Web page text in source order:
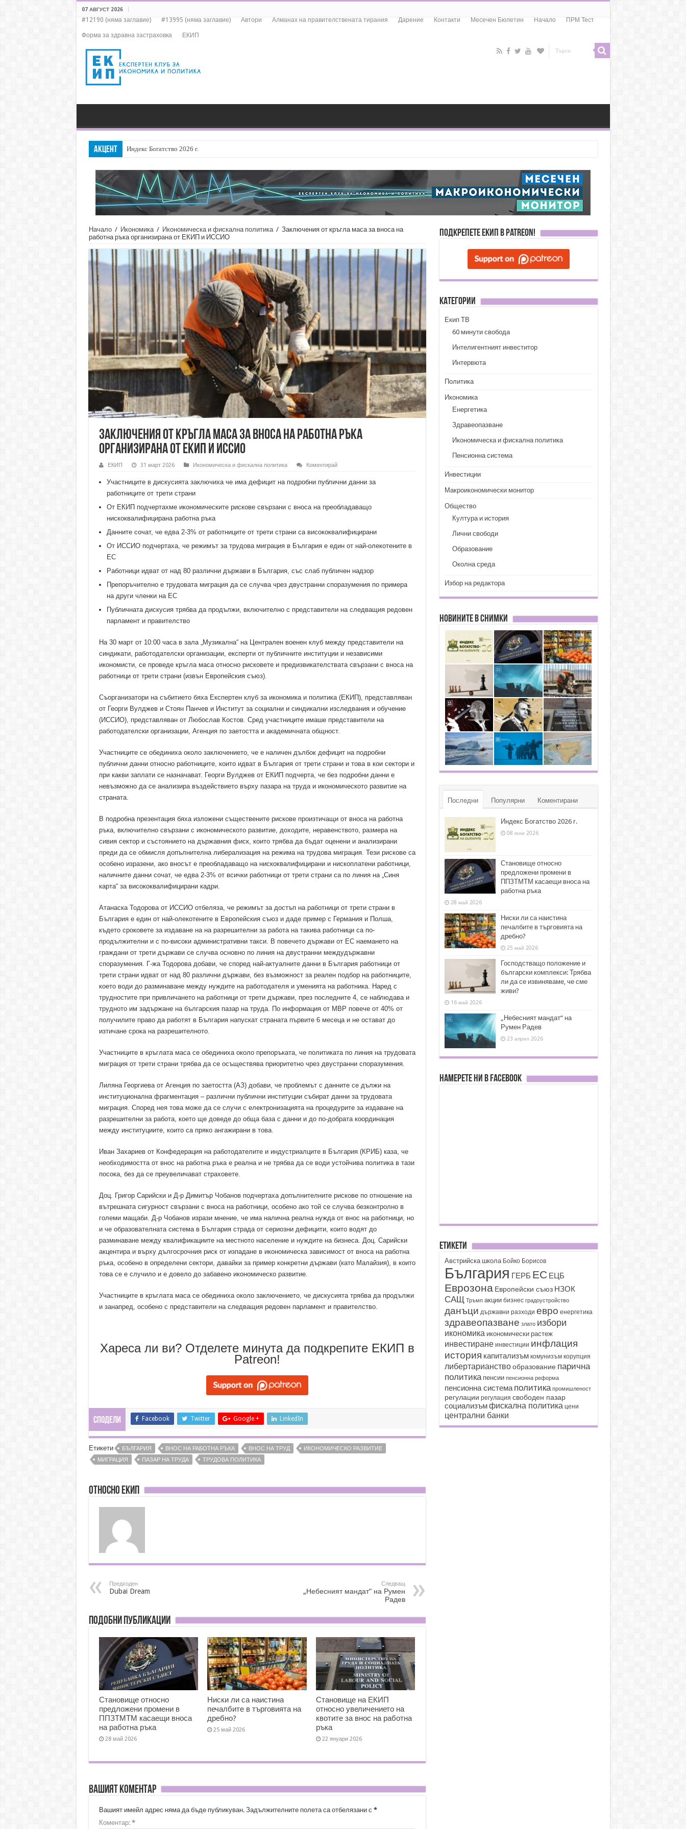
07 АВГУСТ 2026
#12190 (няма заглавие) #13995 (няма заглавие) Автори Алманах на правителствената тирания Дарение Контакти Месечен Бюлетин Начало ПРМ Тест
Форма за здравна застраховка ЕКИП
АКЦЕНТ Индекс Богатство 2026 г.
Начало / Икономика / Икономическа и фискална политика / Заключения от кръгла маса за вноса на
работна ръка организирана от ЕКИП и ИССИО
Заключения от кръгла маса за вноса на работна ръка
организирана от ЕКИП и ИССИО
ЕКИП 31 март 2026 Икономическа и фискална политика Коментирай
Участниците в дискусията заключиха че има дефицит на подробни публични данни за
работниците от трети страни
От ЕКИП подчертахме икономическите рискове свързани с вноса на преобладаващо
нискоквалифицирана работна ръка
Данните сочат, че едва 2-3% от работниците от трети страни са висококвалифицирани
От ИССИО подчертаха, че режимът за трудова миграция в България е един от най-олекотените в
ЕС
Работници идват от над 80 различни държави в България, със слаб публичен надзор
Препоръчително е трудовата миграция да се случва чрез двустранни споразумения по примера
на други членки на ЕС
Публичната дискусия трябва да продължи, включително с представители на следващия редовен
парламент и правителство
На 30 март от 10:00 часа в зала „Музикална“ на Централен военен клуб между представители на
синдикати, работодателски организации, експерти от публичните институции и независими
икономисти, се проведе кръгла маса относно рисковете и предизвикателствата свързани с вноса на
работници от трети страни (извън Европейския съюз).
Съорганизатори на събитието бяха Експертен клуб за икономика и политика (ЕКИП), представляван
от Георги Вулджев и Стоян Панчев и Институт за социални и синдикални изследвания и обучение
(ИССИО), представляван от Любослав Костов. Сред участниците имаше представители на
работодателски организации, Агенция по заетостта и академичната общност.
Участниците се обединиха около заключението, че е наличен дълбок дефицит на подробни
публични данни относно работниците, които идват в България от трети страни и това в кои сектори и
при какви заплати се назначават. Георги Вулджев от ЕКИП подчерта, че без подробни данни е
невъзможно да се анализира въздействието върху пазара на труда и икономическото развитие на
страната.
В подробна презентация бяха изложени съществените рискове произтичащи от вноса на работна
ръка, включително свързани с икономическото развитие, доходите, неравенството, размера на
сивия сектор и състоянието на държавния фиск, които трябва да бъдат оценени и анализирани
преди да се обмисля допълнителна либерализация на режима на трудова миграция. Тези рискове са
особено изразени, ако вносът е преобладаващо на нискоквалифицирани и нископлатени работници,
наличните данни сочат, че едва 2-3% от всички работници от трети страни са по линия на „Синя
карта“ за висококвалифицирани кадри.
Атанаска Тодорова от ИССИО отбеляза, че режимът за достъп на работници от трети страни в
България е един от най-олекотените в Европейския съюз и даде пример с Германия и Полша,
където сроковете за издаване на на разрешителни за работа на такива работници са по-
продължителни и с по-високи административни такси. В повечето държави от ЕС наемането на
граждани от трети държави се случва основно по линия на двустранни междудържавни
споразумения. Г-жа Тодорова добави, че според най-актуалните данни в България работници от
трети страни идват от над 80 различни държави, без възможност за реален подбор на работниците,
което води до разминаване между нуждите на работодателя и уменията на работника. Наред с
трудностите при привличането на работници от трети държави, през последните 4, се наблюдава и
трудното им задържане на българския пазар на труда. По информация от МВР повече от 40% от
получилите право да работят в България напускат страната първите 6 месеца и не остават до
изтичане срока на разрешителното.
Участниците в кръглата маса се обединиха около препоръката, че политиката по линия на трудовата
миграция от трети страни трябва да се осъществява приоритетно чрез двустранни споразумения.
Лиляна Георгиева от Агенция по заетостта (АЗ) добави, че проблемът с данните се дължи на
институционална фрагментация – различни публични институции събират данни за трудовата
миграция. Според нея това може да се случи с електронизацията на процедурите за издаване на
разрешителни за работа, което ще доведе до обща база с данни и до по-добрата координация
между институциите, които са пряко ангажирани в това.
Иван Захариев от Конфедерация на работодателите и индустриалците в България (КРИБ) каза, че
необходимостта от внос на работна ръка е реална и не трябва да се води устойчива политика в тази
посока, без да се преувеличават страховете.
Доц. Григор Сарийски и Д-р Димитър Чобанов подчертаха допълнителните рискове по отношение на
вътрешната сигурност свързани с вноса на работници, особено ако той се случва безконтролно в
големи мащаби. Д-р Чобанов изрази мнение, че има налична реална нужда от внос на работници, но
и че образователната система в България страда от сериозни дефицити, които водят до
разминаване между квалификациите на местното население и нуждите на бизнеса. Доц. Сарийски
акцентира и върху дългосрочния риск от изпадане в икономическа зависимост от вноса на работна
ръка, особено в определени сектори, давайки за пример конкретни държави (като Малайзия), в които
това се е случило и е довело до забавено икономическо развитие.
Участниците в кръглата маса се обединиха около заключението, че дискусията трябва да продължи
и занапред, особено с представители на следващия редовен парламент и правителство.
Хареса ли ви? Отделете минута да подкрепите ЕКИП в
Patreon!
Сподели Facebook Twitter Google + LinkedIn
Етикети БЪЛГАРИЯ ВНОС НА РАБОТНА РЪКА ВНОС НА ТРУД
ИКОНОМИЧЕСКО РАЗВИТИЕ
МИГРАЦИЯ
ПАЗАР НА ТРУДА ТРУДОВА ПОЛИТИКА
Относно ЕКИП
Предходен
Dubai Dream
Следващ
„Небесният мандат“ на Румен
Радев
Подобни публикации
Становище относно
предложени промени в
ППЗТМТМ касаещи вноса
на работна ръка
28 май 2026
Ниски ли са наистина
печалбите в търговията на
дребно?
25 май 2026
Становище на ЕКИП
относно увеличението на
квотите за внос на работна
ръка
22 януари 2026
Вашият коментар
Вашият имейл адрес няма да бъде публикуван. Задължителните полета са отбелязани с *
Коментар: *
Подкрепете ЕКИП в Patreon!
Категории
Екип ТВ
60 минути свобода
Интелигентният инвеститор
Интервюта
Политика
Икономика
Енергетика
Здравеопазване
Икономическа и фискална политика
Пенсионна система
Инвестиции
Макроикономически монитор
Общество
Култура и история
Лични свободи
Образование
Околна среда
Избор на редактора
Новините в снимки
Последни Популярни Коментирани
Индекс Богатство 2026 г.
08 юни 2026
Становище относно
предложени промени в
ППЗТМТМ касаещи вноса на
работна ръка
28 май 2026
Ниски ли са наистина
печалбите в търговията на
дребно?
25 май 2026
Господстващо положение и
български комплекси: Трябва
ли да се извиняваме, че сме
живи?
16 май 2026
„Небесният мандат“ на
Румен Радев
23 април 2026
Намерете ни в FACEBOOK
Етикети
Австрийска школа Бойко Борисов
България ГЕРБ ЕС ЕЦБ
Еврозона Европейски съюз НЗОК
САЩ Тръмп акции бизнес градоустройство
данъци държавни разходи евро енергетика
здравеопазване злато избори
икономика икономически растеж
инвестиране инвестиции инфлация
история капитализъм комунизъм корупция
либертарианство образование парична
политика пенсии пенсионна реформа
пенсионна система политика промишленост
регулации регулация свободен пазар
социализъмфискална политика цени
централни банки